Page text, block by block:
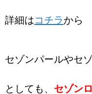
詳細は コチラから
セゾンパールやセ
としても、 セゾン